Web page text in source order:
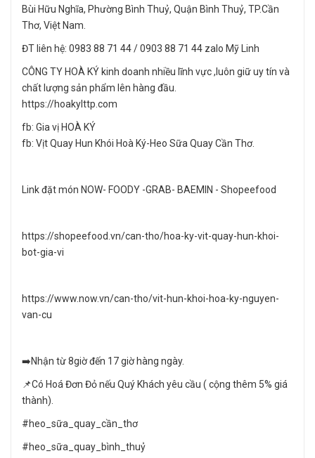
Bùi Hữu Nghĩa, Phường Bình Thuỷ, Quận Bình Thuỷ, TP.Cần
Thơ, Việt Nam.
ĐT liên hệ: 0983 88 71 44 / 0903 88 71 44 zalo Mỹ Linh
CÔNG TY HOÀ KÝ kinh doanh nhiều lĩnh vực ,luôn giữ uy tín và
chất lượng sản phẩm lên hàng đầu.
https://hoakylttp.com
fb: Gia vị HOÀ KÝ
fb: Vịt Quay Hun Khói Hoà Ký-Heo Sữa Quay Cần Thơ.
Link đặt món NOW- FOODY -GRAB- BAEMIN - Shopeefood
https://shopeefood.vn/can-tho/hoa-ky-vit-quay-hun-khoi-
bot-gia-vi
https://www.now.vn/can-tho/vit-hun-khoi-hoa-ky-nguyen-
van-cu
➡️Nhận từ 8giờ đến 17 giờ hàng ngày.
📌Có Hoá Đơn Đỏ nếu Quý Khách yêu cầu ( cộng thêm 5% giá
thành).
#heo_sữa_quay_cần_thơ
#heo_sữa_quay_bình_thuỷ